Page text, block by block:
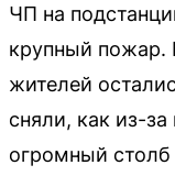
ЧП на
крупный пожар.
жителей
сняли, как из-
огромный